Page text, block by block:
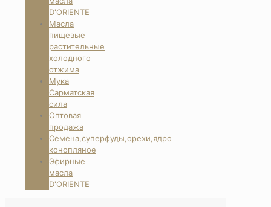
D'ORIENTE
Масла
пищевые
растительные
холодного
отжима
Мука
Сарматская
сила
Оптовая
продажа
Семена,суперфуды,орехи,ядро
конопляное
Эфирные
масла
D'ORIENTE